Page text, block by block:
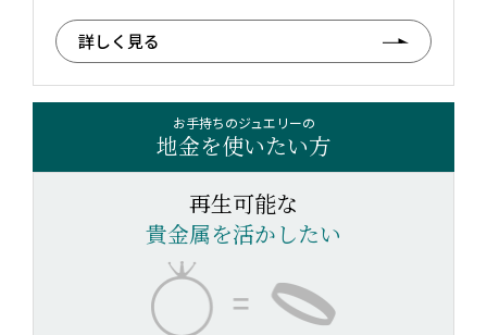
詳しく見る
お手持ちのジュエリーの
地金を使いたい方
再生可能な
貴金属を活かしたい